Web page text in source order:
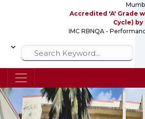
Accredited 'A' Grade
Cycle) by
IMC RBNQA -